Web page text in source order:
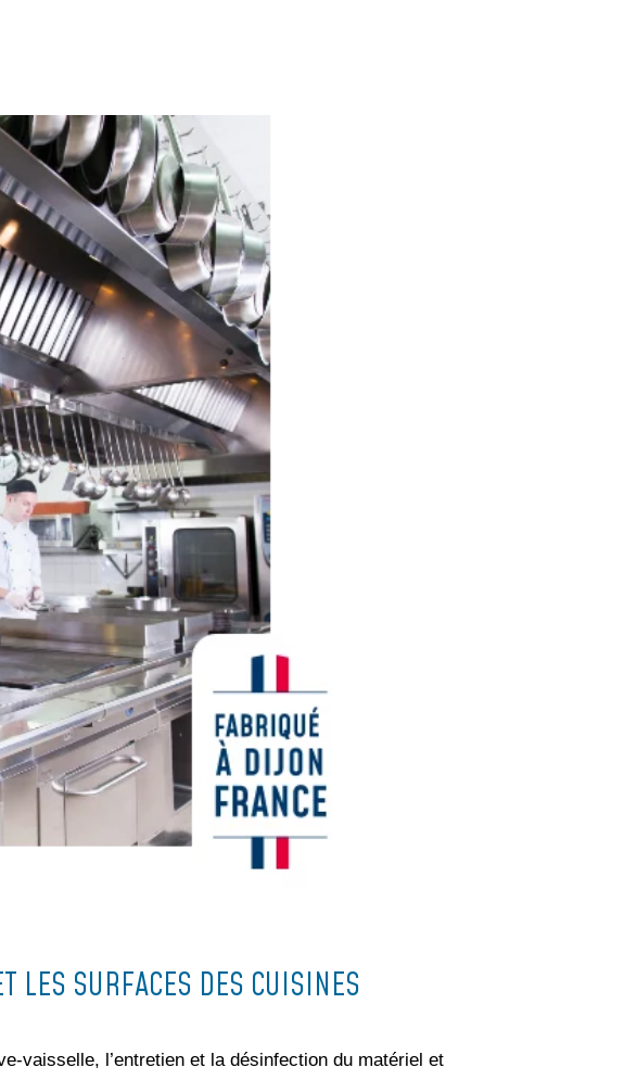
LES SURFACES DES CUISINES
vaisselle, l’entretien et la désinfection du matériel et